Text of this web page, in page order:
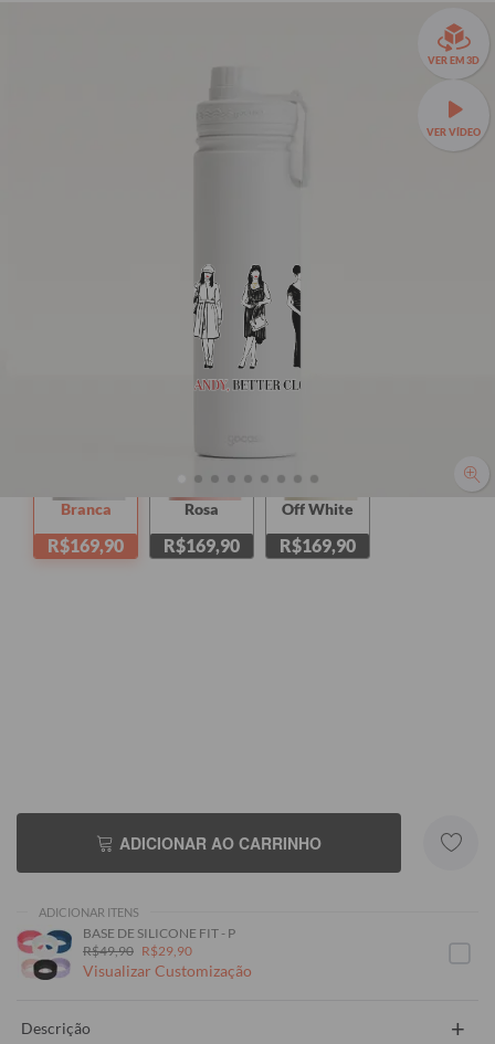
VER EM 3D
VER VÍDEO
Garrafa Térmica Fresh + Ebook - O Diabo Veste
Fresh 950ml
Branca
R$169,90
Rosa
R$169,90
Off White
R$169,90
ADICIONAR AO CARRINHO
ADICIONAR ITENS
BASE DE SILICONE FIT - P
R$49,90 R$29,90
Visualizar Customização
Descrição +